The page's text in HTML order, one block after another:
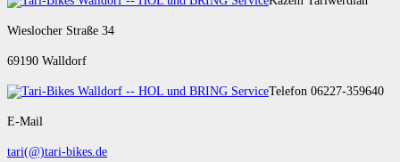
Wieslocher Straße 34
69190 Walldorf
Telefon 06227-359640
E-Mail
tari(@)tari-bikes.de